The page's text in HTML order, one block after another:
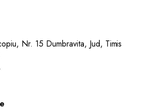
Nr. 15 Dumbravita, Jud, Timis